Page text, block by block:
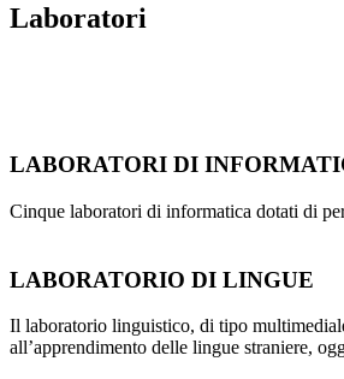
Laboratori
LABORATORI DI
Cinque laboratori di informatica dotati di
LABORATORIO DI LINGUE
Il laboratorio linguistico, di tipo
all’apprendimento delle lingue straniere,